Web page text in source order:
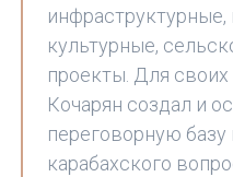
инфраструктурные,
культурные,
проекты. Для
Кочарян создал и
переговорную
карабахского